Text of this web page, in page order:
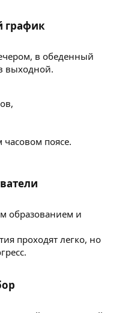
график​
в обеденный
выходной.
часовом поясе.
образованием и
проходят легко, но